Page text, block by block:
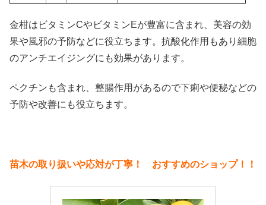
金柑はビタミンCやビタミンEが豊富に含まれ、美容の効
果や風邪の予防などに役立ちます。抗酸化作用もあり細胞
のアンチエイジングにも効果があります。
ペクチンも含まれ、整腸作用があるので下痢や便秘などの
予防や改善にも役立ちます。
苗木の取り扱いや応対が丁寧！ おすすめのショップ！！